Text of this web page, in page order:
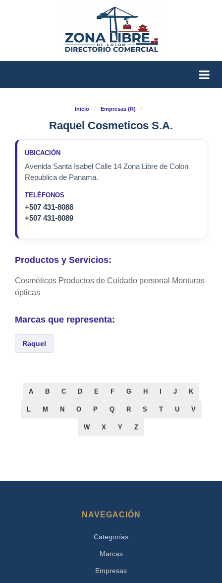
Inicio / Empresas (R) /
Raquel Cosmeticos S.A.
UBICACIÓN
Avenida Santa Isabel Calle 14 Zona Libre de Colon
Republica de Panama.
TELÉFONOS
+507 431-8088
+507 431-8089
Productos y Servicios:
Cosméticos Productos de Cuidado personal Monturas
ópticas
Marcas que representa:
Raquel
A B C D E F G H J K
L M N O P Q R S T U V
W X Y Z
NAVEGACIÓN
Categorías
Marcas
Empresas